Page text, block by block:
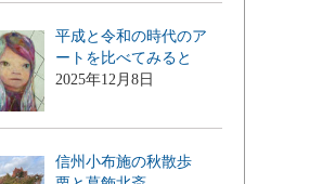
平成と令和の時代のア
ートを比べてみると
2025年12月8日
信州小布施の秋散歩